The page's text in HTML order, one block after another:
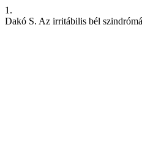
1.
Dakó S. Az irritábilis bél